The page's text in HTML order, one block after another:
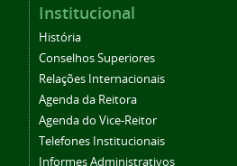
Institucional
História
Conselhos Superiores
Relações Internacionais
Agenda da Reitora
Agenda do Vice-Reitor
Telefones Institucionais
Informes Administrativos